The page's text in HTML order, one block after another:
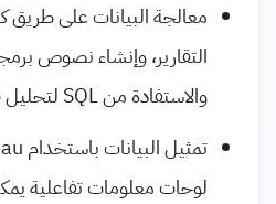
معالجة البيانات على طريق
التقارير، وإنشاء نصوص
والاستفادة من SQL لتحليل قواعد البيانات.
لوحات معلومات تفاعلية